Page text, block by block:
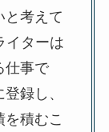
と考えて
イターは
仕事で
録し、
積むこ